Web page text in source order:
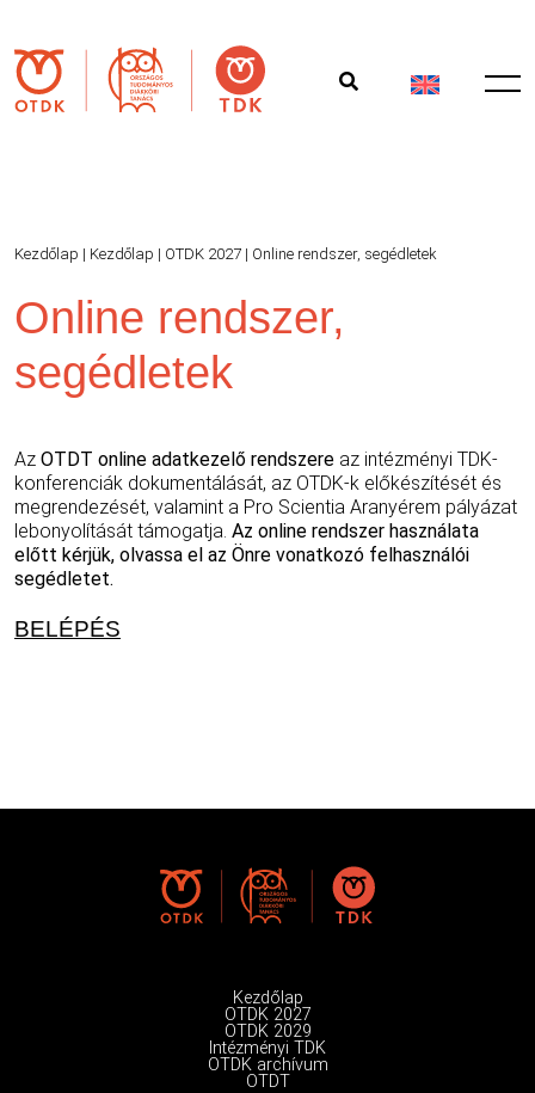
Kezdőlap | Kezdőlap | OTDK 2027 | Online rendszer, segédletek
Online rendszer,
segédletek
Az OTDT online adatkezelő rendszere az intézményi TDK-
konferenciák dokumentálását, az OTDK-k előkészítését és
megrendezését, valamint a Pro Scientia Aranyérem pályázat
lebonyolítását támogatja. Az online rendszer használata
előtt kérjük, olvassa el az Önre vonatkozó felhasználói
segédletet.
BELÉPÉS
Kezdőlap
OTDK 2027
OTDK 2029
Intézményi TDK
OTDK archívum
OTDT